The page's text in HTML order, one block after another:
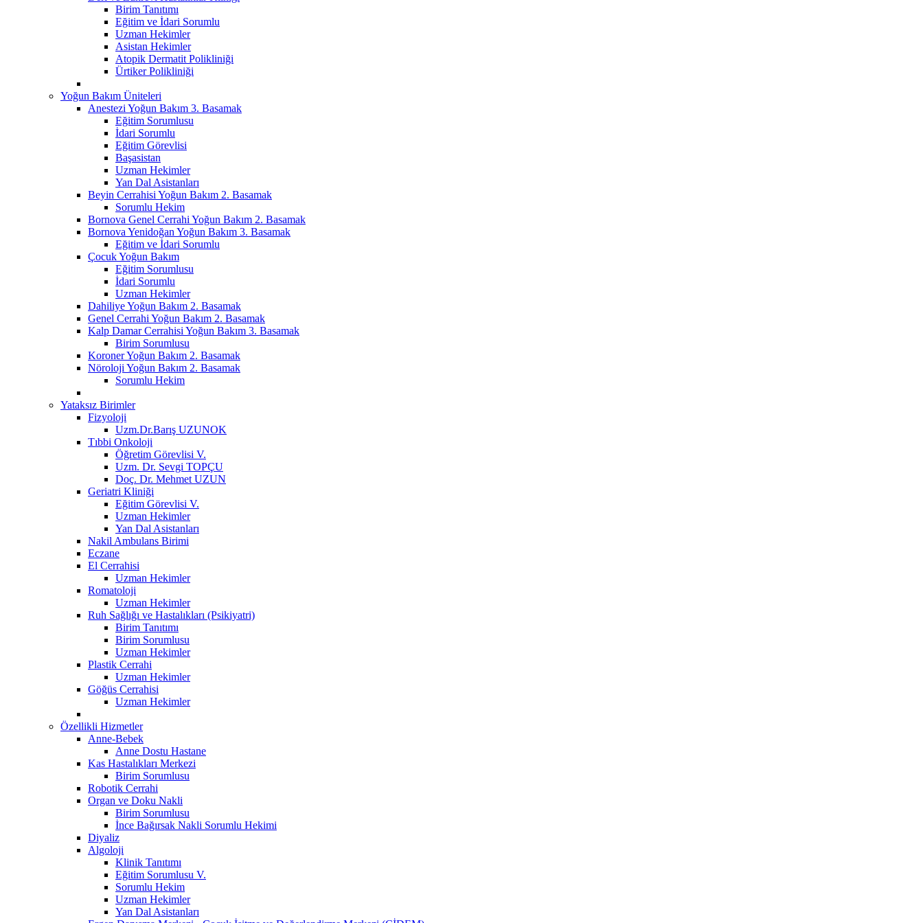
Birim Tanıtımı
Eğitim ve İdari Sorumlu
Uzman Hekimler
Asistan Hekimler
Atopik Dermatit Polikliniği
Ürtiker Polikliniği
Yoğun Bakım Üniteleri
Anestezi Yoğun Bakım 3. Basamak
Eğitim Sorumlusu
İdari Sorumlu
Eğitim Görevlisi
Başasistan
Uzman Hekimler
Yan Dal Asistanları
Beyin Cerrahisi Yoğun Bakım 2. Basamak
Sorumlu Hekim
Bornova Genel Cerrahi Yoğun Bakım 2. Basamak
Bornova Yenidoğan Yoğun Bakım 3. Basamak
Eğitim ve İdari Sorumlu
Çocuk Yoğun Bakım
Eğitim Sorumlusu
İdari Sorumlu
Uzman Hekimler
Dahiliye Yoğun Bakım 2. Basamak
Genel Cerrahi Yoğun Bakım 2. Basamak
Kalp Damar Cerrahisi Yoğun Bakım 3. Basamak
Birim Sorumlusu
Koroner Yoğun Bakım 2. Basamak
Nöroloji Yoğun Bakım 2. Basamak
Sorumlu Hekim
Yataksız Birimler
Fizyoloji
Uzm.Dr.Barış UZUNOK
Tıbbi Onkoloji
Öğretim Görevlisi V.
Uzm. Dr. Sevgi TOPÇU
Doç. Dr. Mehmet UZUN
Geriatri Kliniği
Eğitim Görevlisi V.
Uzman Hekimler
Yan Dal Asistanları
Nakil Ambulans Birimi
Eczane
El Cerrahisi
Uzman Hekimler
Romatoloji
Uzman Hekimler
Ruh Sağlığı ve Hastalıkları (Psikiyatri)
Birim Tanıtımı
Birim Sorumlusu
Uzman Hekimler
Plastik Cerrahi
Uzman Hekimler
Göğüs Cerrahisi
Uzman Hekimler
Özellikli Hizmetler
Anne-Bebek
Anne Dostu Hastane
Kas Hastalıkları Merkezi
Birim Sorumlusu
Robotik Cerrahi
Organ ve Doku Nakli
Birim Sorumlusu
İnce Bağırsak Nakli Sorumlu Hekimi
Diyaliz
Algoloji
Klinik Tanıtımı
Eğitim Sorumlusu V.
Sorumlu Hekim
Uzman Hekimler
Yan Dal Asistanları